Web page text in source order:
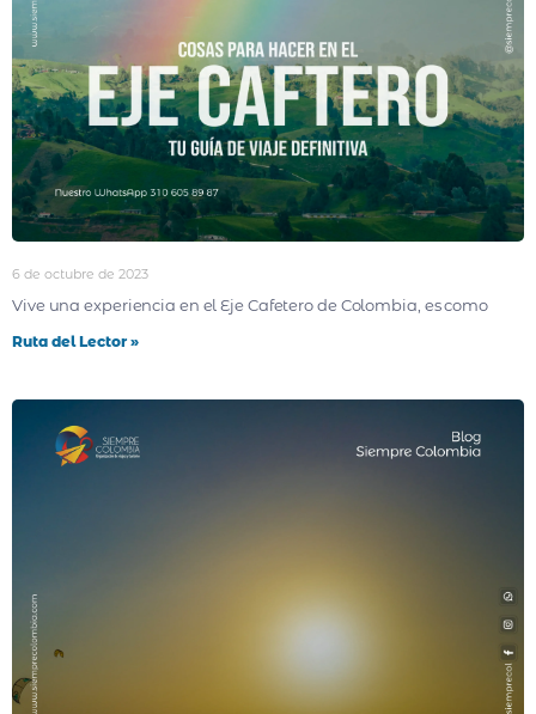
6 de octubre de 2023
Vive una experiencia en el Eje Cafetero de Colombia, es como
Ruta del Lector »